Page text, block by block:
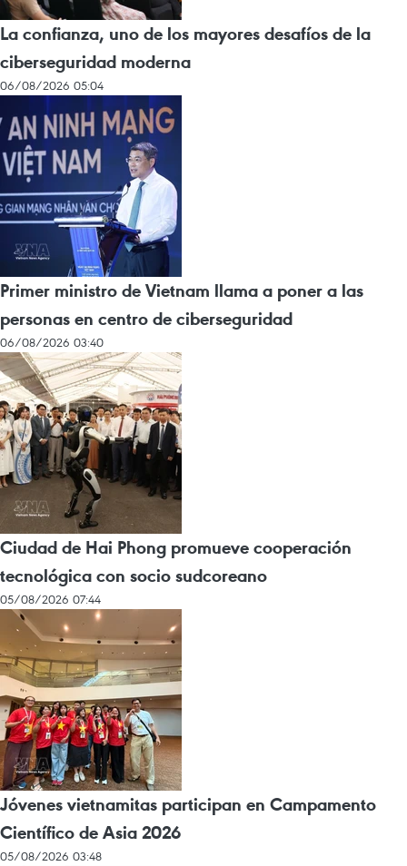
La confianza, uno de los mayores desafíos de la
ciberseguridad moderna
06/08/2026 05:04
Primer ministro de Vietnam llama a poner a las
personas en centro de ciberseguridad
06/08/2026 03:40
Ciudad de Hai Phong promueve cooperación
tecnológica con socio sudcoreano
05/08/2026 07:44
Jóvenes vietnamitas participan en Campamento
Científico de Asia 2026
05/08/2026 03:48